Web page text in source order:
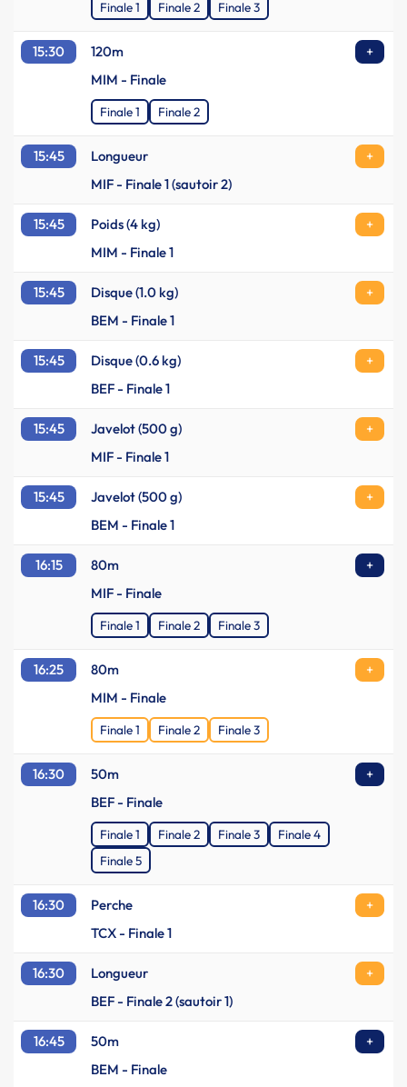
Finale 1 Finale 2 Finale 3
15:30 120m
+
MIM - Finale
Finale 1 Finale 2
15:45 Longueur
+
MIF - Finale 1 (sautoir 2)
15:45 Poids (4 kg)
+
MIM - Finale 1
15:45 Disque (1.0 kg)
+
BEM - Finale 1
15:45 Disque (0.6 kg)
+
BEF - Finale 1
15:45 Javelot (500 g)
+
MIF - Finale 1
15:45 Javelot (500 g)
+
BEM - Finale 1
16:15 80m
+
MIF - Finale
Finale 1 Finale 2 Finale 3
16:25 80m
+
MIM - Finale
Finale 1 Finale 2 Finale 3
16:30 50m
+
BEF - Finale
Finale 1 Finale 2 Finale 3
Finale 4
Finale 5
16:30 Perche
+
TCX - Finale 1
16:30 Longueur
+
BEF - Finale 2 (sautoir 1)
16:45 50m
+
BEM - Finale